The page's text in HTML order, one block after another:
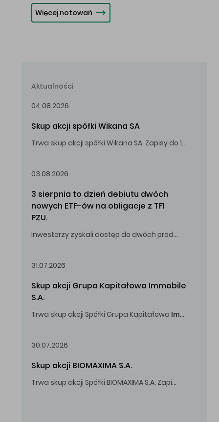
Więcej notowań
Aktualności
04.08.2026
Skup akcji spółki Wikana SA
Trwa skup akcji spółki Wikana SA. Zapisy do 14.08.2026 r. do godz. 16.00.
03.08.2026
3 sierpnia to dzień debiutu dwóch
nowych ETF-ów na obligacje z TFI
PZU.
Inwestorzy zyskali dostęp do dwóch produktów umożliwiających inwestowanie w obligacje skarbowe.
31.07.2026
Skup akcji Grupa Kapitałowa Immobile
S.A.
Trwa skup akcji Spółki Grupa Kapitałowa Immobile
30.07.2026
Skup akcji BIOMAXIMA S.A.
Trwa skup akcji Spółki BIOMAXIMA S.A. Zapisy do 4 sierpnia 2026 r. do godz. 16.00.